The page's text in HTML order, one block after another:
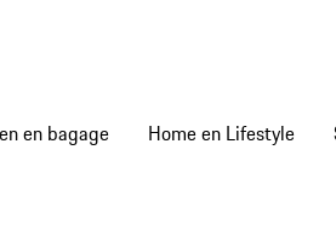
en bagage Home en Lifestyle